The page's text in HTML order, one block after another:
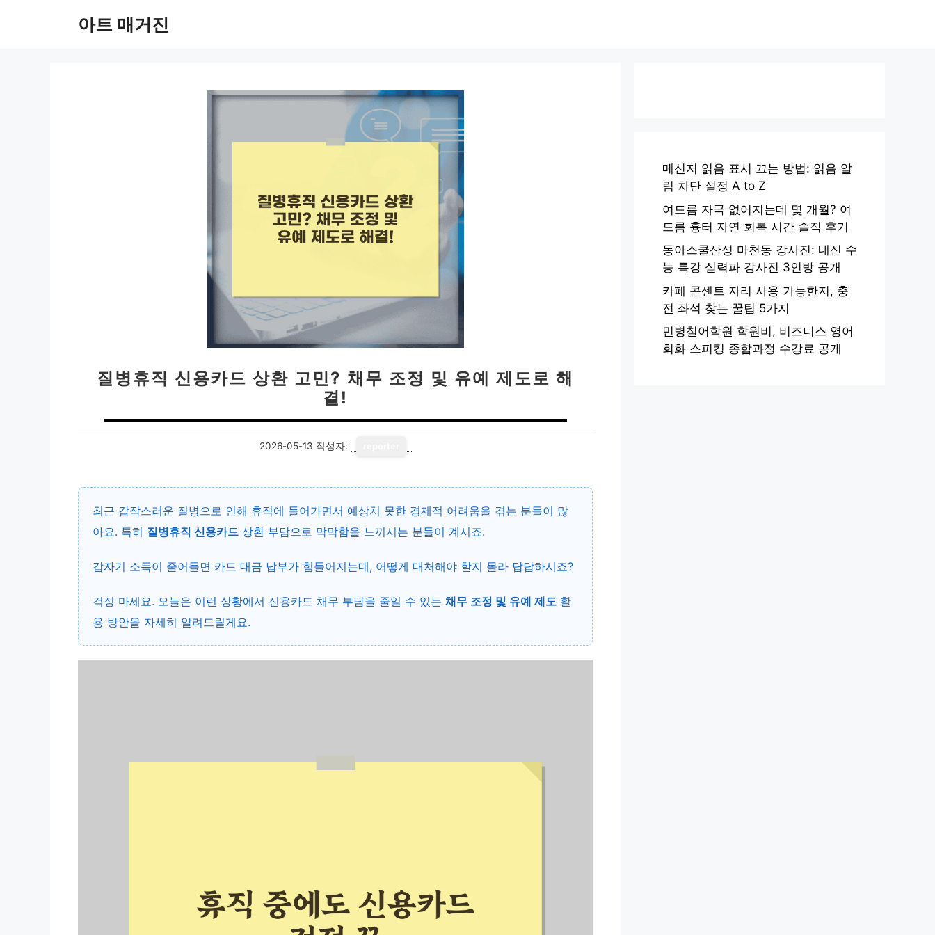
아트 매거진
질병휴직 신용카드 상환 고민? 채무 조정 및 유예 제도로 해
결!
2026-05-13 작성자:
최근 갑작스러운 질병으로 인해 휴직에 들어가면서 예상치 못한 경제적 어려움을 겪는 분들이 많
아요. 특히 질병휴직 신용카드 상환 부담으로 막막함을 느끼시는 분들이 계시죠.
갑자기 소득이 줄어들면 카드 대금 납부가 힘들어지는데, 어떻게 대처해야 할지 몰라 답답하시죠?
걱정 마세요. 오늘은 이런 상황에서 신용카드 채무 부담을 줄일 수 있는 채무 조정 및 유예 제도 활
용 방안을 자세히 알려드릴게요.
메신저 읽음 표시 끄는 방법: 읽음 알
림 차단 설정 A to Z
여드름 자국 없어지는데 몇 개월? 여
드름 흉터 자연 회복 시간 솔직 후기
동아스쿨산성 마천동 강사진: 내신 수
능 특강 실력파 강사진 3인방 공개
카페 콘센트 자리 사용 가능한지, 충
전 좌석 찾는 꿀팁 5가지
민병철어학원 학원비, 비즈니스 영어
회화 스피킹 종합과정 수강료 공개